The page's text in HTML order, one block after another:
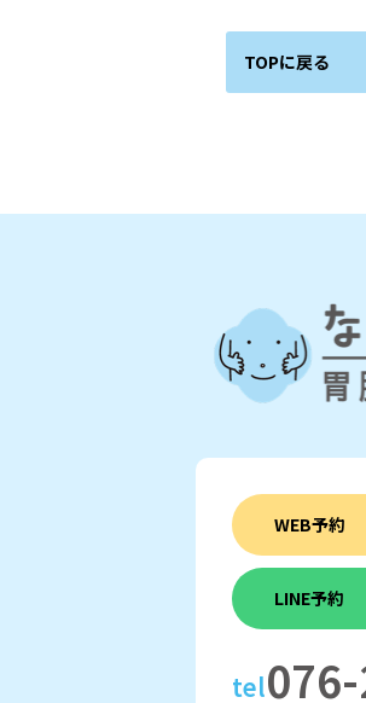
TOPに戻る
WEB予約
LINE予約
tel